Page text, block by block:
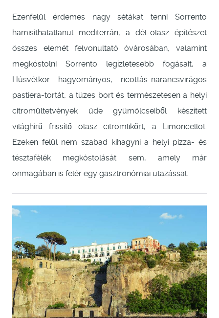
Ezenfelül érdemes nagy sétákat tenni Sorrento
hamisíthatatlanul mediterrán, a dél-olasz építészet
összes elemét felvonultató óvárosában, valamint
megkóstolni Sorrento legízletesebb fogásait, a
Húsvétkor hagyományos, ricottás-narancsvirágos
pastiera-tortát, a tüzes bort és természetesen a helyi
citromültetvények üde gyümölcseiből készített
világhírű frissítő olasz citromlikőrt, a Limoncellot.
Ezeken felül nem szabad kihagyni a helyi pizza- és
tésztafélék megkóstolását sem, amely már
önmagában is felér egy gasztronómiai utazással.